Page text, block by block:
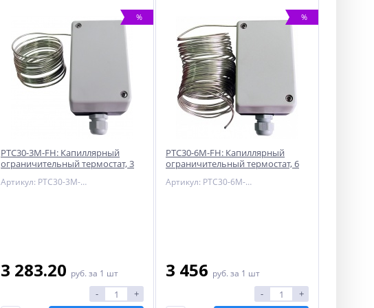
%
PTC30-3M-FH: Капиллярный
ограничительный термостат, 3
Артикул: PTC30-3M-FH
3 283.20 руб. за 1 шт
- +
%
PTC30-6M-FH: Капиллярный
ограничительный термостат, 6
Артикул: PTC30-6M-FH
3 456 руб. за 1 шт
- +